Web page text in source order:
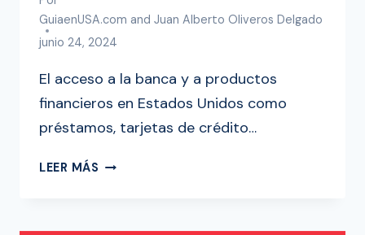
GuiaenUSA.com and Juan Alberto Oliveros Delgado
junio 24, 2024
El acceso a la banca y a productos
financieros en Estados Unidos como
préstamos, tarjetas de crédito…
LEER MÁS TARJETA